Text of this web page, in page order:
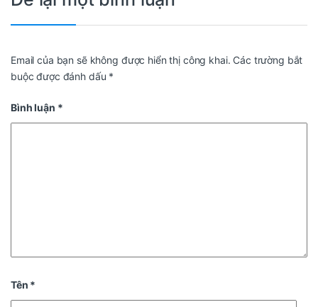
Email của bạn sẽ không được hiển thị công khai. Các trường bắt
buộc được đánh dấu *
Bình luận *
Tên *